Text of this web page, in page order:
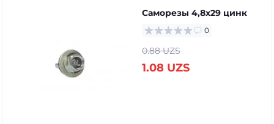
Саморезы 4,8х29 цинк
0
0.88 UZS
1.08 UZS